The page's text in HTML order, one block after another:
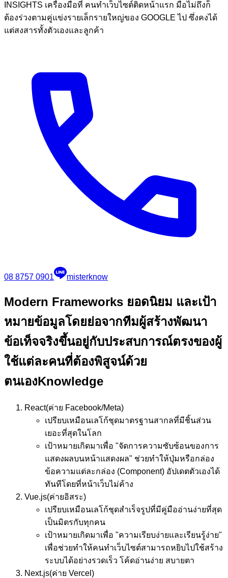
INSIGHTS เครื่องมือที่ คนทำเว็บไซต์ติดหน้าแรก มือไม่ถึงก็
ต้องร่วงตามคู่แข่งรายเล็กรายใหญ่ของ GOOGLE ไป ซึ่งคงได้
แต่สงสารทั้งตัวเองและลูกค้า
08 8757 0901 misterknow
Modern Frameworks ยอดนิยม และเป้า
หมายข้อมูลโดยย่อจากทีมผู้สร้างพัฒนา
ข้อเท็จจริงขึ้นอยู่กับประสบการณ์ตรงของผู้
ใช้แต่ละคนที่ต้องพิสูจน์ด้วย
ตนเองKnowledge
React(ค่าย Facebook/Meta)
เปรียบเหมือนเลโก้ชุดมาตรฐานสากลที่มีชิ้นส่วน
เยอะที่สุดในโลก
เป้าหมายเกิดมาเพื่อ "จัดการความซับซ้อนของการ
แสดงผลบนหน้าแสดงผล" ช่วยทำให้ปุ่มหรือกล่อง
ข้อความแต่ละกล่อง (Component) อัปเดตตัวเองได้
ทันทีโดยที่หน้าเว็บไม่ค้าง
Vue.js(ค่ายอิสระ)
เปรียบเหมือนเลโก้ชุดสำเร็จรูปที่มีคู่มืออ่านง่ายที่สุด
เป็นมิตรกับทุกคน
เป้าหมายเกิดมาเพื่อ "ความเรียบง่ายและเรียนรู้ง่าย"
เพื่อช่วยทำให้คนทำเว็บไซต์สามารถหยิบไปใช้สร้าง
ระบบได้อย่างรวดเร็ว โค้ดอ่านง่าย สบายตา
Next.js(ค่าย Vercel)